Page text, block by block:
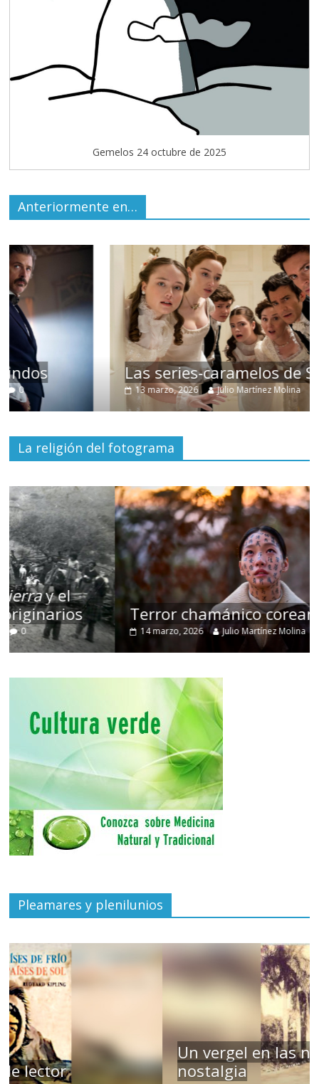
Gemelos 24 octubre de 2025
Anteriormente en…
Las series-caramelos de Shondaland
13 marzo, 2026 Julio Martínez Molina 0
La religión del fotograma
Terror chamánico coreano
14 marzo, 2026 Julio Martínez Molina 0
Pleamares y plenilunios
Un vergel en las nieblas de la
nostalgia